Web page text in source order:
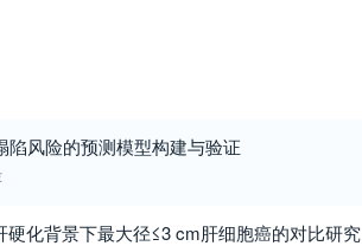
风险的预测模型构建与验证
化背景下最大径≤3 cm肝细胞癌的对比研究